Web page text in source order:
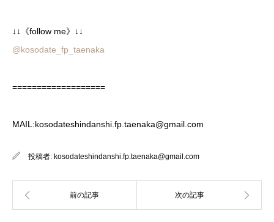
↓↓《follow me》↓↓
@kosodate_fp_taenaka
===================
MAIL:kosodateshindanshi.fp.taenaka@gmail.com
投稿者: kosodateshindanshi.fp.taenaka@gmail.com